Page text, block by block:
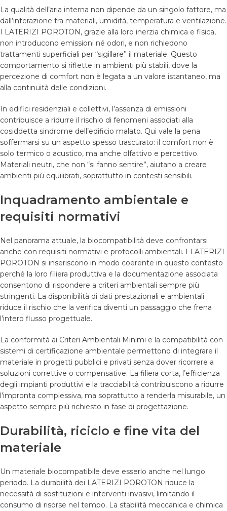
La qualità dell’aria interna non dipende da un singolo fattore, ma
dall’interazione tra materiali, umidità, temperatura e ventilazione.
I LATERIZI POROTON, grazie alla loro inerzia chimica e fisica,
non introducono emissioni né odori, e non richiedono
trattamenti superficiali per “sigillare” il materiale. Questo
comportamento si riflette in ambienti più stabili, dove la
percezione di comfort non è legata a un valore istantaneo, ma
alla continuità delle condizioni.
In edifici residenziali e collettivi, l’assenza di emissioni
contribuisce a ridurre il rischio di fenomeni associati alla
cosiddetta sindrome dell’edificio malato. Qui vale la pena
soffermarsi su un aspetto spesso trascurato: il comfort non è
solo termico o acustico, ma anche olfattivo e percettivo.
Materiali neutri, che non “si fanno sentire”, aiutano a creare
ambienti più equilibrati, soprattutto in contesti sensibili.
Inquadramento ambientale e
requisiti normativi
Nel panorama attuale, la biocompatibilità deve confrontarsi
anche con requisiti normativi e protocolli ambientali. I LATERIZI
POROTON si inseriscono in modo coerente in questo contesto
perché la loro filiera produttiva e la documentazione associata
consentono di rispondere a criteri ambientali sempre più
stringenti. La disponibilità di dati prestazionali e ambientali
riduce il rischio che la verifica diventi un passaggio che frena
l’intero flusso progettuale.
La conformità ai Criteri Ambientali Minimi e la compatibilità con
sistemi di certificazione ambientale permettono di integrare il
materiale in progetti pubblici e privati senza dover ricorrere a
soluzioni correttive o compensative. La filiera corta, l’efficienza
degli impianti produttivi e la tracciabilità contribuiscono a ridurre
l’impronta complessiva, ma soprattutto a renderla misurabile, un
aspetto sempre più richiesto in fase di progettazione.
Durabilità, riciclo e fine vita del
materiale
Un materiale biocompatibile deve esserlo anche nel lungo
periodo. La durabilità dei LATERIZI POROTON riduce la
necessità di sostituzioni e interventi invasivi, limitando il
consumo di risorse nel tempo. La stabilità meccanica e chimica